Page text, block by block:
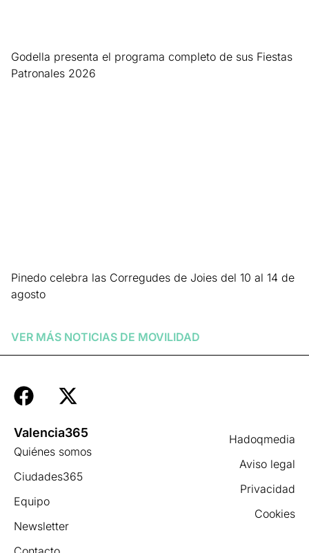
Godella presenta el programa completo de sus Fiestas
Patronales 2026
Pinedo celebra las Corregudes de Joies del 10 al 14 de
agosto
VER MÁS NOTICIAS DE MOVILIDAD
Hadoqmedia
Aviso legal
Privacidad
Cookies
Valencia365
Quiénes somos
Ciudades365
Equipo
Newsletter